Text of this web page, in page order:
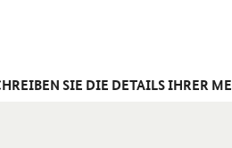
SIE DIE DETAILS IHRER